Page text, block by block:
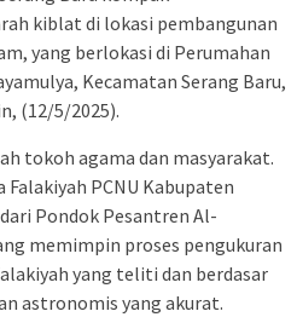
kiblat di lokasi pembangunan
yang berlokasi di Perumahan
Kecamatan Serang Baru,
(12/5/2025).
tokoh agama dan masyarakat.
PCNU Kabupaten
dari Pondok Pesantren Al-
memimpin proses pengukuran
yang teliti dan berdasar
astronomis yang akurat.